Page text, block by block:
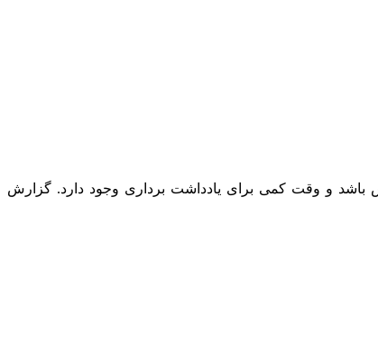
باشد و وقت کمی برای یادداشت برداری وجود دارد. گزارش